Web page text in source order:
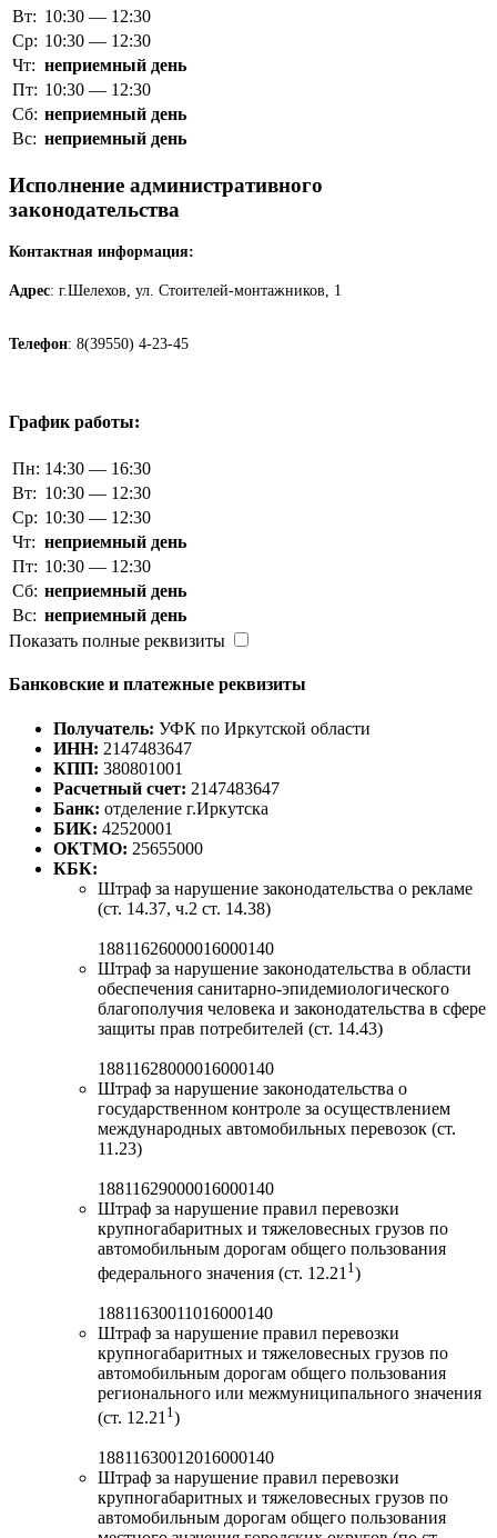
Вт: 10:30 — 12:30
Ср: 10:30 — 12:30
Чт: неприемный день
Пт: 10:30 — 12:30
Сб: неприемный день
Вс: неприемный день
Исполнение административного
законодательства
Контактная информация:
Адрес: г.Шелехов, ул. Стоителей-монтажников, 1
Телефон: 8(39550) 4-23-45
График работы:
Пн: 14:30 — 16:30
Вт: 10:30 — 12:30
Ср: 10:30 — 12:30
Чт: неприемный день
Пт: 10:30 — 12:30
Сб: неприемный день
Вс: неприемный день
Показать полные реквизиты
Банковские и платежные реквизиты
Получатель: УФК по Иркутской области
ИНН: 2147483647
КПП: 380801001
Расчетный счет: 2147483647
Банк: отделение г.Иркутска
БИК: 42520001
ОКТМО: 25655000
КБК:
Штраф за нарушение законодательства о рекламе
(ст. 14.37, ч.2 ст. 14.38)
18811626000016000140
Штраф за нарушение законодательства в области
обеспечения санитарно-эпидемиологического
благополучия человека и законодательства в сфере
защиты прав потребителей (ст. 14.43)
18811628000016000140
Штраф за нарушение законодательства о
государственном контроле за осуществлением
международных автомобильных перевозок (ст.
11.23)
18811629000016000140
Штраф за нарушение правил перевозки
крупногабаритных и тяжеловесных грузов по
автомобильным дорогам общего пользования
федерального значения (ст. 12.21 1 )
18811630011016000140
Штраф за нарушение правил перевозки
крупногабаритных и тяжеловесных грузов по
автомобильным дорогам общего пользования
регионального или межмуниципального значения
(ст. 12.21 1 )
18811630012016000140
Штраф за нарушение правил перевозки
крупногабаритных и тяжеловесных грузов по
автомобильным дорогам общего пользования